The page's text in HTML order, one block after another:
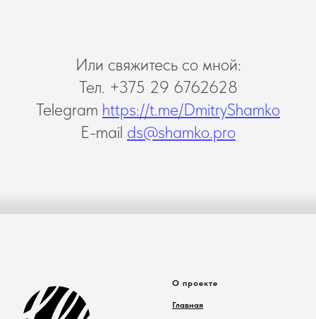
Или свяжитесь со мной:
Тел. +375 29 6762628
Telegram https://t.me/DmitryShamko
E-mail ds@shamko.pro
О проекте
Главная